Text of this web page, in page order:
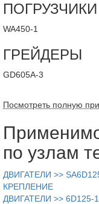
WA450-1
ГРЕЙДЕРЫ
GD605A-3
Посмотреть полную
по узлам
ДВИГАТЕЛИ >>
КРЕПЛЕНИЕ
ДВИГАТЕЛИ >> 6D125-